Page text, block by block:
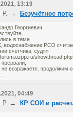
13:19
P. → Безучётное
Георгиевич
в теме
водоснабжение РСО
счетчика, суд»»
не возражаете, продолжим
04:49
P. → КР СОИ и расчет.